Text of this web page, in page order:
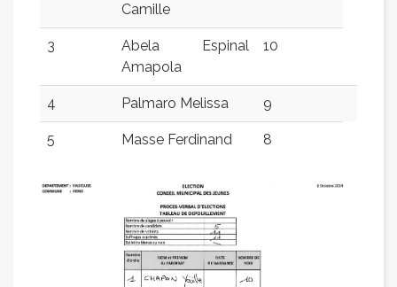
Camille
3
Abela Espinal
Amapola
10
4 Palmaro Melissa 9
5 Masse Ferdinand 8